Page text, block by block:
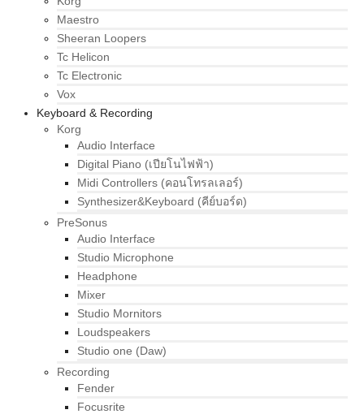
Maestro
Sheeran Loopers
Tc Helicon
Tc Electronic
Vox
Keyboard & Recording
Korg
Audio Interface
Digital Piano (เปียโนไฟฟ้า)
Midi Controllers (คอนโทรลเลอร์)
Synthesizer&Keyboard (คีย์บอร์ด)
PreSonus
Audio Interface
Studio Microphone
Headphone
Mixer
Studio Mornitors
Loudspeakers
Studio one (Daw)
Recording
Fender
Focusrite